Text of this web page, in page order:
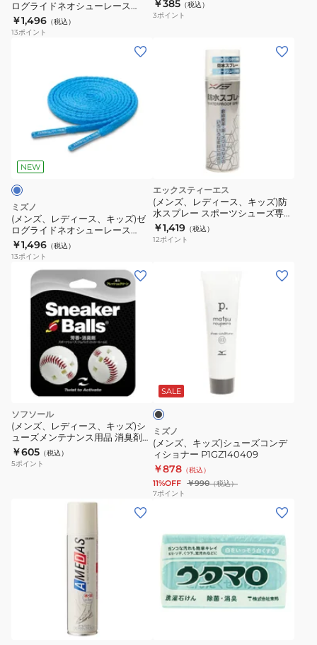
臭
剤
消
ロ
ー
ゼ
ロ
ュ
レ
ー
ス
P1GZ262116
ログライドネオシューレース
P1GZ262116
￥1,496 （税込）
13ポイント
￥385 （税込）
3ポイント
ス、
キ
ッ
ズ)
ゼ
ロ
レ
ー
ス
P1GZ262114
NEW
ミズノ
(メンズ、レディース、キッズ)ゼ
ログライドネオシューレース
P1GZ262114
￥1,496 （税込）
13ポイント
エックスティーエス
(メンズ、レディース、キッズ)防
水スプレー スポーツシューズ専用
820G5MO2343 オンライン価格
￥1,419 （税込）
12ポイント
ソフソール
(メンズ、レディース、キッズ)シ
ューズメンテナンス用品 消臭剤
スニーカーボール 87703 ベース
ボール
￥605 （税込）
5ポイント
ュ
ー
ズ
コ
ン
デ
ィ
P1GZ140409
SALE
ブ
ラ
ッ
ミズノ
(メンズ、キッズ)シューズコンデ
ィショナー P1GZ140409
￥878 （税込）
11%OFF ￥990（税込）
7ポイント